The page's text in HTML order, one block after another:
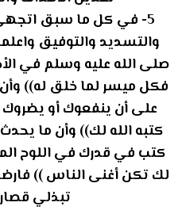
5- في كل ما سبق
والتسديد والتوفيق
صلى الله عليه وسلم في
فكل ميسر لما خلق له))
على أن ينفعوك أو يضروك
كتبه الله لك)) وأن ما
كتب في قدرك في اللوح
لك تكن أغنى الناس ))
تبذلي